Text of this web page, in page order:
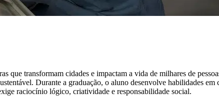
que transformam cidades e impactam a vida de milhares de
Durante a graduação, o aluno desenvolve habilidades
raciocínio lógico, criatividade e responsabilidade social.